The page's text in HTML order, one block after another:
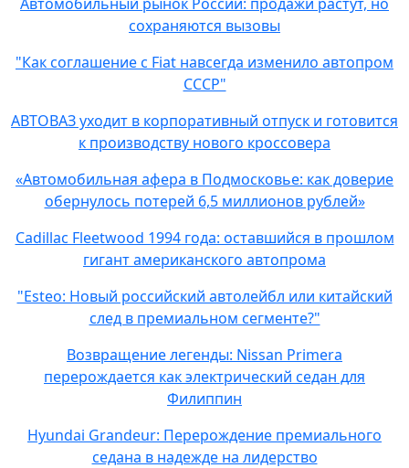
сохраняются вызовы
"Как соглашение с Fiat навсегда изменило автопром
СССР"
АВТОВАЗ уходит в корпоративный отпуск и готовится
к производству нового кроссовера
«Автомобильная афера в Подмосковье: как доверие
обернулось потерей 6,5 миллионов рублей»
Cadillac Fleetwood 1994 года: оставшийся в прошлом
гигант американского автопрома
"Esteo: Новый российский автолейбл или китайский
след в премиальном сегменте?"
Возвращение легенды: Nissan Primera
перерождается как электрический седан для
Филиппин
Hyundai Grandeur: Перерождение премиального
седана в надежде на лидерство